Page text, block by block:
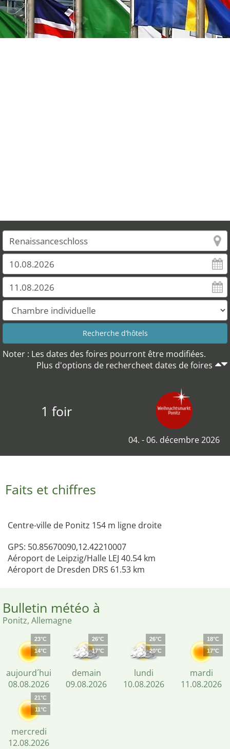
Noter : Les dates des foires pourront être modifiées.
Plus d'options de rechercheet dates de foires
1 foir
04. - 06. décembre 2026
Faits et chiffres
Centre-ville de Ponitz 154 m ligne droite
GPS: 50.85670090,12.42210007
Aéroport de Leipzig/Halle LEJ 40.54 km
Aéroport de Dresden DRS 61.53 km
Bulletin météo à
Ponitz, Allemagne
23°C
14°C
aujourd´hui
08.08.2026
26°C
17°C
demain
09.08.2026
26°C
20°C
lundi
10.08.2026
18°C
17°C
mardi
11.08.2026
21°C
11°C
mercredi
12.08.2026